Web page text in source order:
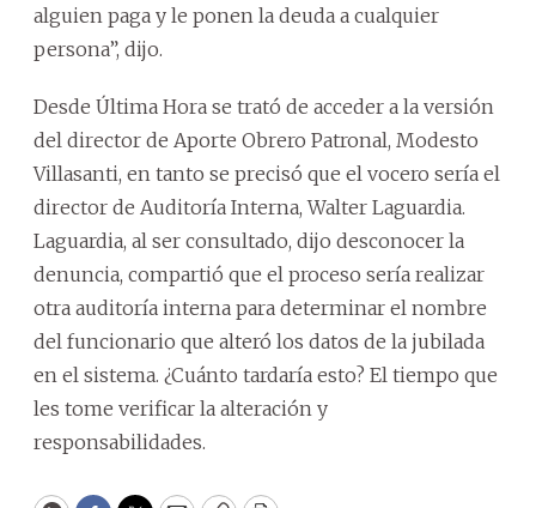
alguien paga y le ponen la deuda a cualquier
persona”, dijo.
Desde Última Hora se trató de acceder a la versión
del director de Aporte Obrero Patronal, Modesto
Villasanti, en tanto se precisó que el vocero sería el
director de Auditoría Interna, Walter Laguardia.
Laguardia, al ser consultado, dijo desconocer la
denuncia, compartió que el proceso sería realizar
otra auditoría interna para determinar el nombre
del funcionario que alteró los datos de la jubilada
en el sistema. ¿Cuánto tardaría esto? El tiempo que
les tome verificar la alteración y
responsabilidades.